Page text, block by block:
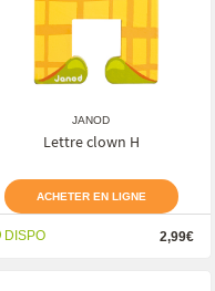
JANOD
Lettre clown H
ACHETER EN LIGNE
DISPO 2,99€